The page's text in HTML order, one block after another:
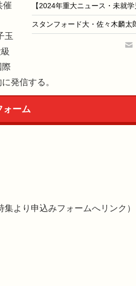
催
玉
発信する。
ォーム
より申込みフォームへリンク）